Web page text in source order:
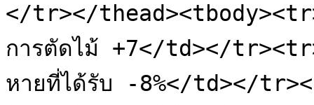
</tr></
การตัดไม้ +7</td></
หายที่ได้รับ -8%</td></